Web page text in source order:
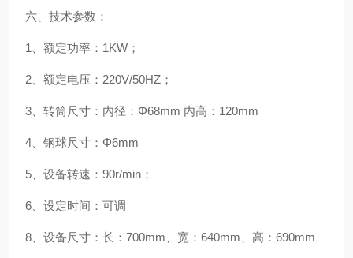
六、技术参数：
1、额定功率：1KW；
2、额定电压：220V/50HZ；
3、转筒尺寸：内径：Φ68mm 内高：120mm
4、钢球尺寸：Φ6mm
5、设备转速：90r/min；
6、设定时间：可调
8、设备尺寸：长：700mm、宽：640mm、高：690mm